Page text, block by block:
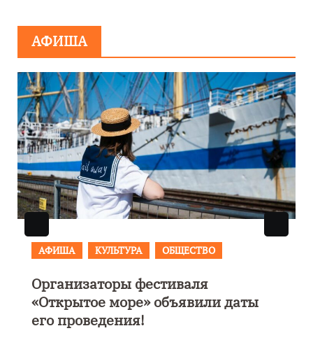
АФИША
АФИША
В Калининграде пройдет
фестиваль искусств «Зимние
каникулы на Балтике»